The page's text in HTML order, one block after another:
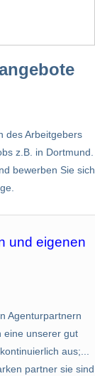
des Arbeitgebers
z.B. in Dortmund.
bewerben Sie sich
und eigenen
Agenturpartnern
eine unserer gut
aus;...
partner sie sind